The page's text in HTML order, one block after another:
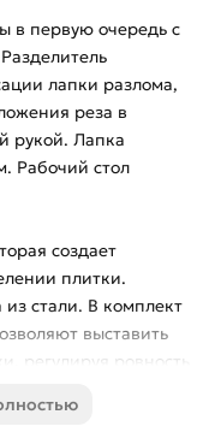
в первую очередь с
лапки разлома,
реза в
рукой. Лапка
Рабочий стол
создает
плитки.
стали. В комплект
выставить
регулируя ровность
роликовым